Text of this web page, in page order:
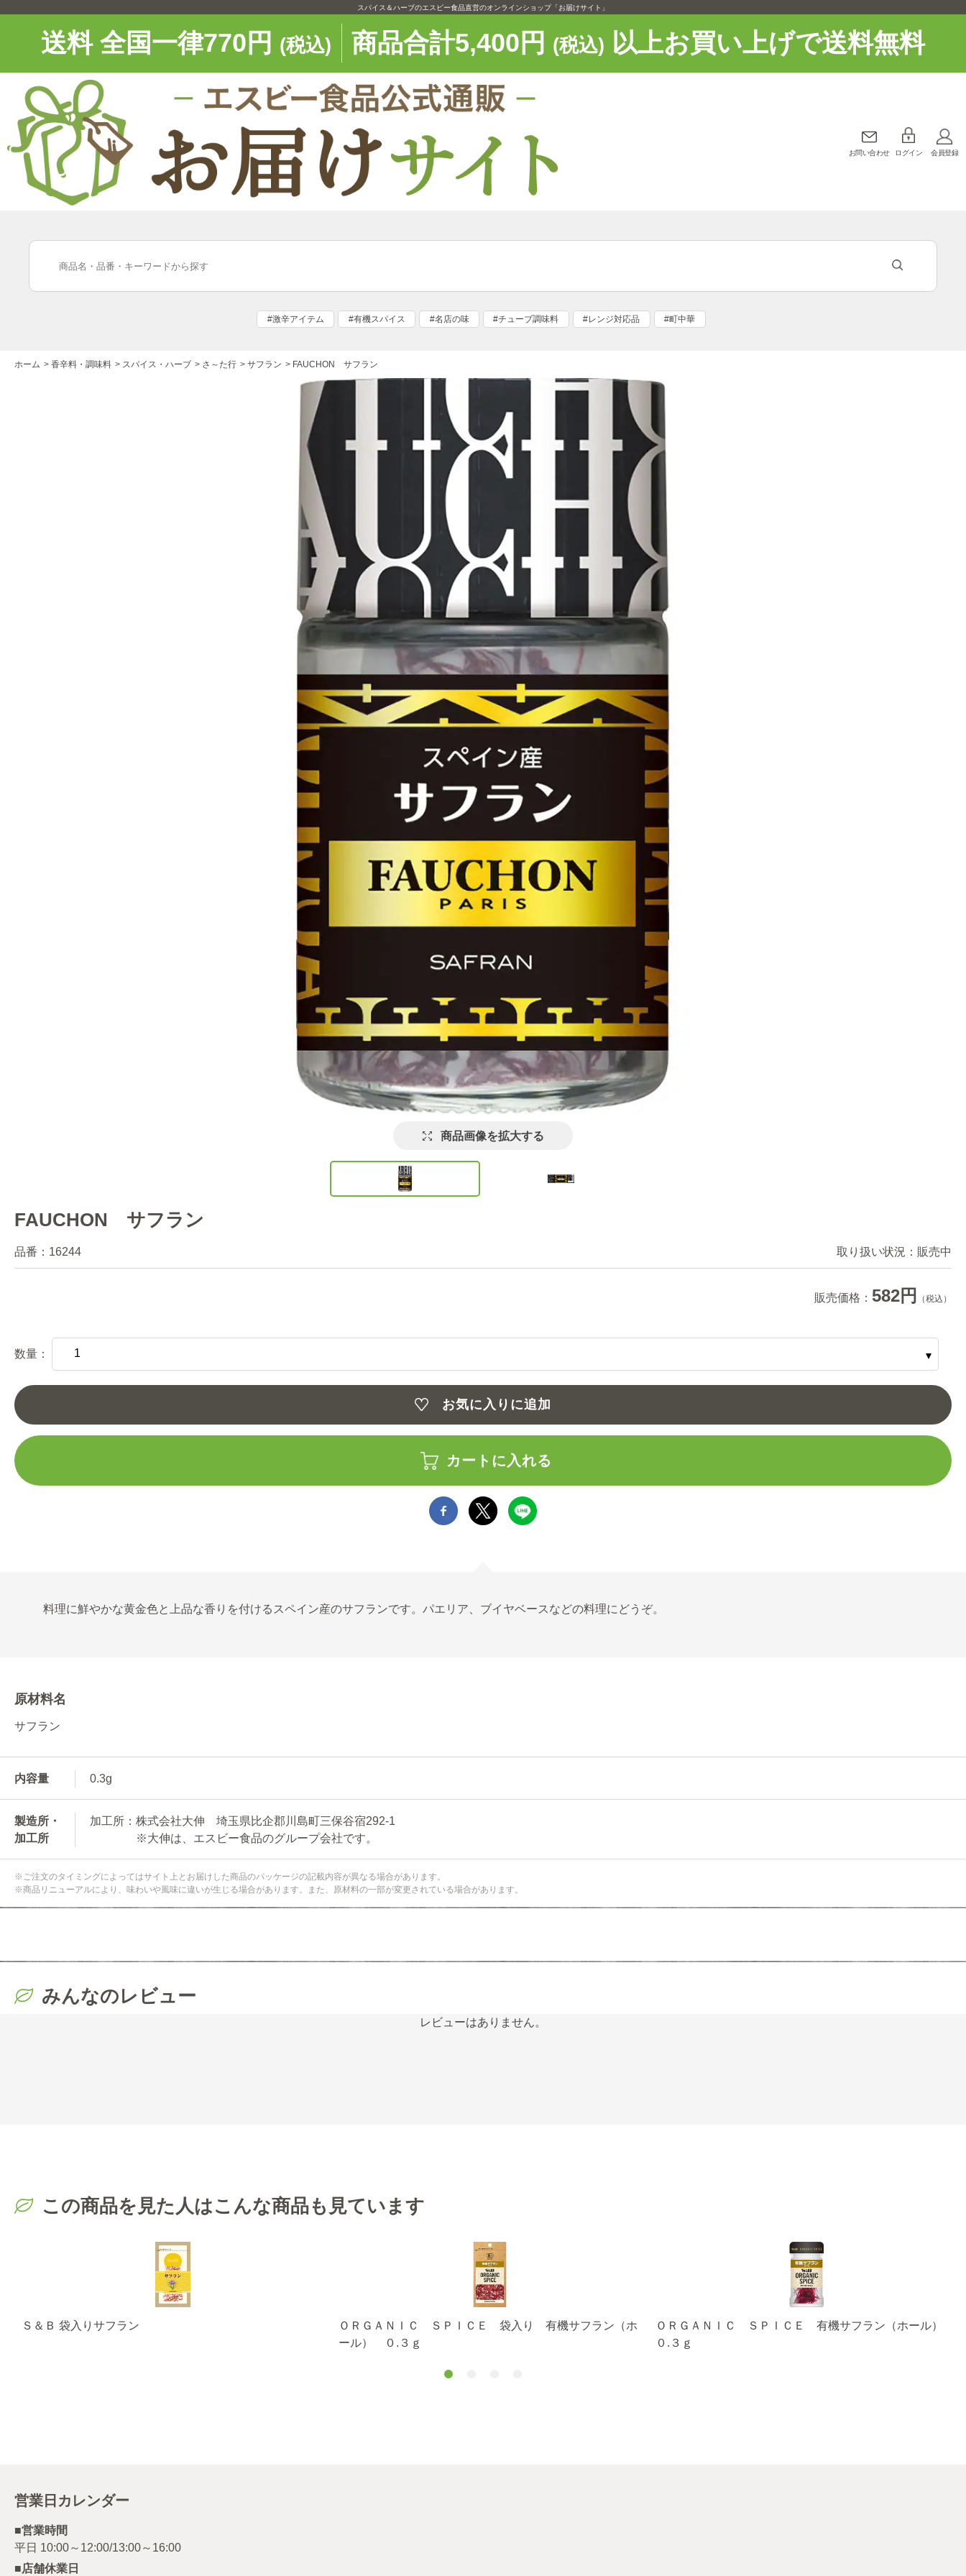
スパイス＆ハーブのエスビー食品直営のオンラインショップ「お届けサイト」
送料 全国一律770円 (税込) 商品合計5,400円 (税込) 以上お買い上げで送料無料
お問い合わせ ログイン 会員登録
#激辛アイテム #有機スパイス #名店の味 #チューブ調味料 #レンジ対応品 #町中華
ホーム > 香辛料・調味料 > スパイス・ハーブ > さ～た行 > サフラン > FAUCHON サフラン
商品画像を拡大する
FAUCHON サフラン
品番： 16244 取り扱い状況： 販売中
販売価格： 582円 （税込）
数量：
お気に入りに追加
カートに入れる
料理に鮮やかな黄金色と上品な香りを付けるスペイン産のサフランです。パエリア、ブイヤベースなどの料理にどうぞ。
原材料名
サフラン
内容量 0.3g
製造所・
加工所
加工所：株式会社大伸 埼玉県比企郡川島町三保谷宿292-1
※大伸は、エスビー食品のグループ会社です。
※ご注文のタイミングによってはサイト上とお届けした商品のパッケージの記載内容が異なる場合があります。
※商品リニューアルにより、味わいや風味に違いが生じる場合があります。また、原材料の一部が変更されている場合があります。
みんなのレビュー
レビューはありません。
この商品を見た人はこんな商品も見ています
Ｓ＆Ｂ 袋入りサフラン
ＯＲＧＡＮＩＣ ＳＰＩＣＥ 袋入り 有機サフラン（ホ
ール） ０.３ｇ
ＯＲＧＡＮＩＣ ＳＰＩＣＥ 有機サフラン（ホール）
０.３ｇ
営業日カレンダー
■営業時間
■店舗休業日